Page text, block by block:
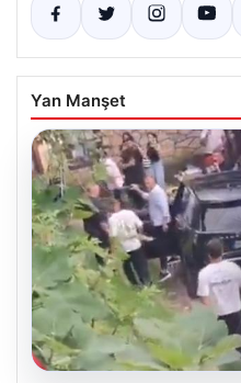
Yan Manşet